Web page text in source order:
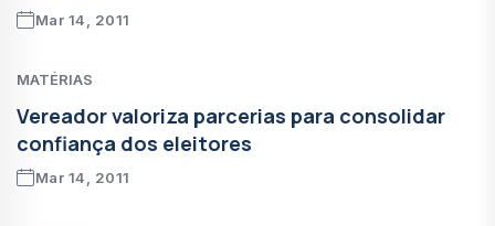
Mar 14, 2011
MATÉRIAS
Vereador valoriza parcerias para consolidar
confiança dos eleitores
Mar 14, 2011